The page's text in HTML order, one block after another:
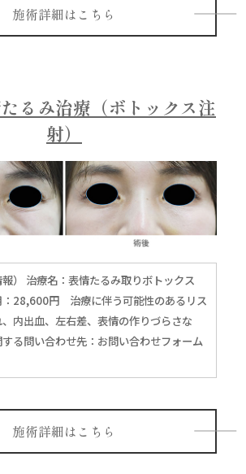
施術詳細はこちら
るみ治療（ボトックス注
射）
報） 治療名：表情たるみ取りボトックス
：28,600円 治療に伴う可能性のあるリス
内出血、左右差、表情の作りづらさな
る問い合わせ先： お問い合わせフォーム
施術詳細はこちら